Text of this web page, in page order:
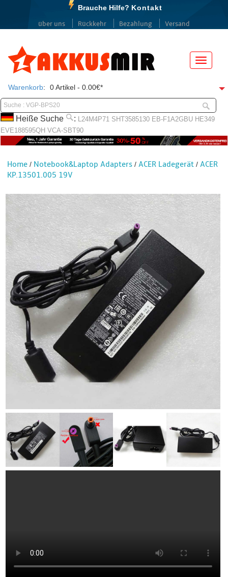
Brauche Hilfe? Kontakt
über uns
Rückkehr Bezahlung Versand
Menü
Warenkorb: 0 Artikel - 0.00€*
Heiße Suche : L24M4P71 SHT3585130 EB-F1A2GBU HE349
EVE188595QH VCA-SBT90
Home / Notebook&Laptop Adapters / ACER Ladegerät / ACER
KP.13501.005 19V